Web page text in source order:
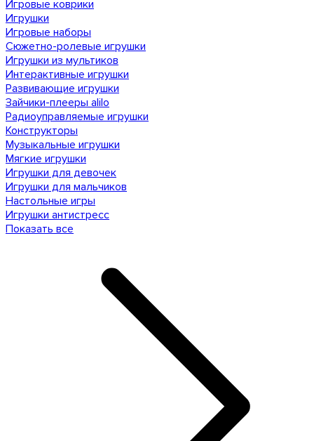
Игровые коврики
Игрушки
Игровые наборы
Сюжетно-ролевые игрушки
Игрушки из мультиков
Интерактивные игрушки
Развивающие игрушки
Зайчики-плееры alilo
Радиоуправляемые игрушки
Конструкторы
Музыкальные игрушки
Мягкие игрушки
Игрушки для девочек
Игрушки для мальчиков
Настольные игры
Игрушки антистресс
Показать все